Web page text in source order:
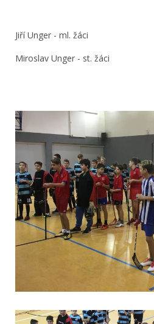
Jiří Unger - ml. žáci
Miroslav Unger - st. žáci